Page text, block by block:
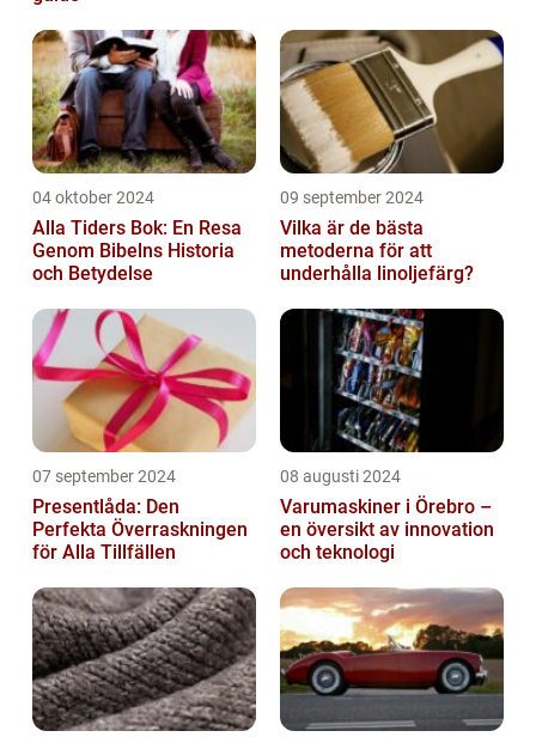
04 oktober 2024
Alla Tiders Bok: En Resa
Genom Bibelns Historia
och Betydelse
09 september 2024
Vilka är de bästa
metoderna för att
underhålla linoljefärg?
07 september 2024
Presentlåda: Den
Perfekta Överraskningen
för Alla Tillfällen
08 augusti 2024
Varumaskiner i Örebro –
en översikt av innovation
och teknologi